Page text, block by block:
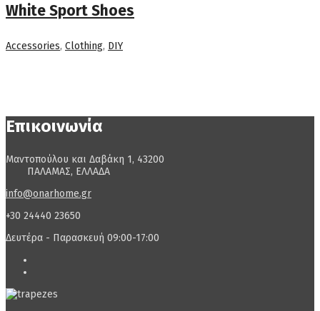
White Sport Shoes
Accessories, Clothing, DIY
Επικοινωνία
Μαντοπούλου και Δαβάκη 1, 43200
ΠΑΛΑΜΑΣ, ΕΛΛΑΔΑ
info@onarhome.gr
+30 24440 23650
Δευτέρα - Παρασκευή 09:00-17:00